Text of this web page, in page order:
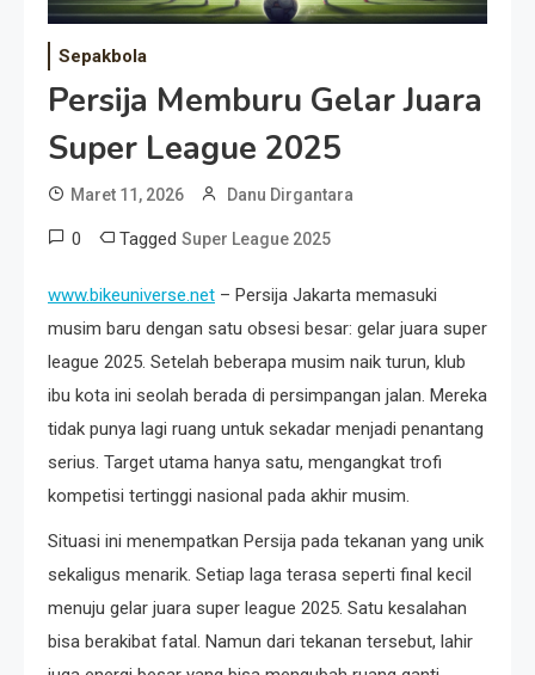
Sepakbola
Persija Memburu Gelar Juara
Super League 2025
Maret 11, 2026 Danu Dirgantara
0 Tagged Super League 2025
www.bikeuniverse.net – Persija Jakarta memasuki
musim baru dengan satu obsesi besar: gelar juara super
league 2025. Setelah beberapa musim naik turun, klub
ibu kota ini seolah berada di persimpangan jalan. Mereka
tidak punya lagi ruang untuk sekadar menjadi penantang
serius. Target utama hanya satu, mengangkat trofi
kompetisi tertinggi nasional pada akhir musim.
Situasi ini menempatkan Persija pada tekanan yang unik
sekaligus menarik. Setiap laga terasa seperti final kecil
menuju gelar juara super league 2025. Satu kesalahan
bisa berakibat fatal. Namun dari tekanan tersebut, lahir